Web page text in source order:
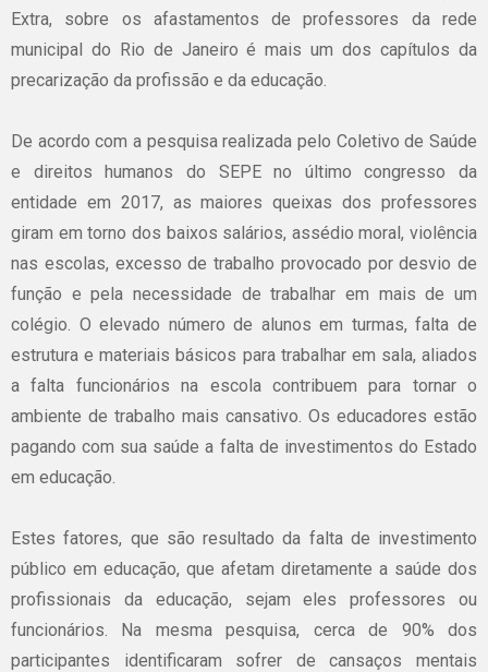
Extra, sobre os afastamentos de professores da rede
municipal do Rio de Janeiro é mais um dos capítulos da
precarização da profissão e da educação.
De acordo com a pesquisa realizada pelo Coletivo de Saúde
e direitos humanos do SEPE no último congresso da
entidade em 2017, as maiores queixas dos professores
giram em torno dos baixos salários, assédio moral, violência
nas escolas, excesso de trabalho provocado por desvio de
função e pela necessidade de trabalhar em mais de um
colégio. O elevado número de alunos em turmas, falta de
estrutura e materiais básicos para trabalhar em sala, aliados
a falta funcionários na escola contribuem para tornar o
ambiente de trabalho mais cansativo. Os educadores estão
pagando com sua saúde a falta de investimentos do Estado
em educação.
Estes fatores, que são resultado da falta de investimento
público em educação, que afetam diretamente a saúde dos
profissionais da educação, sejam eles professores ou
funcionários. Na mesma pesquisa, cerca de 90% dos
participantes identificaram sofrer de cansaços mentais